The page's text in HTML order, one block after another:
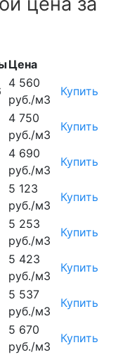
Цена
4 560
руб./м3
Купить
4 750
руб./м3
Купить
4 690
руб./м3
Купить
5 123
руб./м3
Купить
5 253
руб./м3
Купить
5 423
руб./м3
Купить
5 537
руб./м3
Купить
5 670
руб./м3
Купить